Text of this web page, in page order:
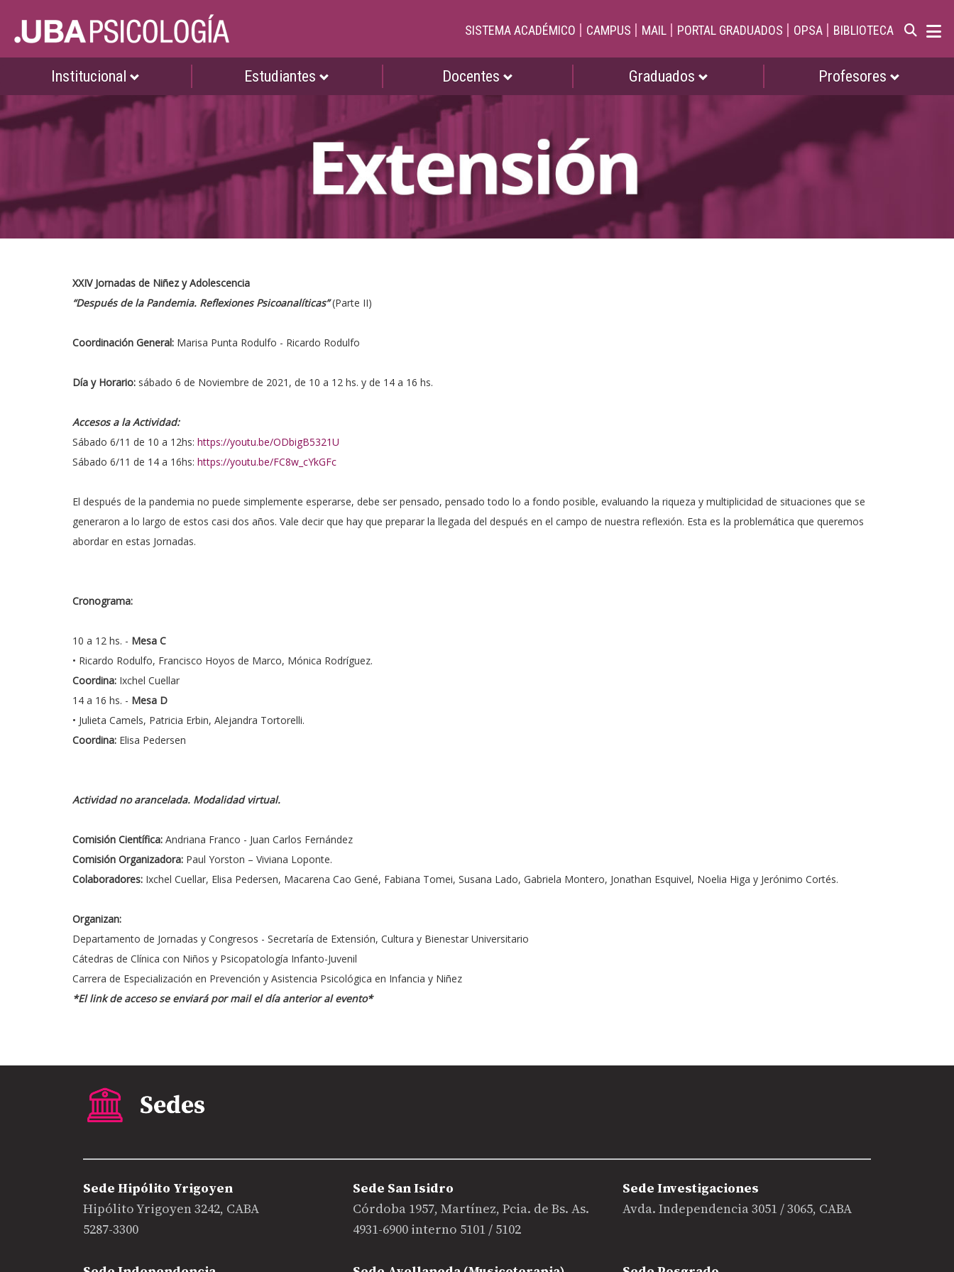
SISTEMA ACADÉMICO | CAMPUS | MAIL | PORTAL GRADUADOS | OPSA | BIBLIOTECA
Institucional Estudiantes Docentes Graduados Profesores
XXIV Jornadas de Niñez y Adolescencia
“Después de la Pandemia. Reflexiones Psicoanalíticas”(Parte II)
Coordinación General: Marisa Punta Rodulfo - Ricardo Rodulfo
Día y Horario: sábado 6 de Noviembre de 2021, de 10 a 12 hs. y de 14 a 16 hs.
Accesos a la Actividad:
Sábado 6/11 de 10 a 12hs: https://youtu.be/ODbigB5321U
Sábado 6/11 de 14 a 16hs: https://youtu.be/FC8w_cYkGFc
El después de la pandemia no puede simplemente esperarse, debe ser pensado, pensado todo lo a fondo posible, evaluando la riqueza y multiplicidad de situaciones que se
generaron a lo largo de estos casi dos años. Vale decir que hay que preparar la llegada del después en el campo de nuestra reflexión. Esta es la problemática que queremos
abordar en estas Jornadas.
Cronograma:
10 a 12 hs. - Mesa C
• Ricardo Rodulfo, Francisco Hoyos de Marco, Mónica Rodríguez.
Coordina: Ixchel Cuellar
14 a 16 hs. - Mesa D
• Julieta Camels, Patricia Erbin, Alejandra Tortorelli.
Coordina: Elisa Pedersen
Actividad no arancelada. Modalidad virtual.
Comisión Científica: Andriana Franco - Juan Carlos Fernández
Comisión Organizadora: Paul Yorston – Viviana Loponte.
Colaboradores: Ixchel Cuellar, Elisa Pedersen, Macarena Cao Gené, Fabiana Tomei, Susana Lado, Gabriela Montero, Jonathan Esquivel, Noelia Higa y Jerónimo Cortés.
Organizan:
Departamento de Jornadas y Congresos - Secretaría de Extensión, Cultura y Bienestar Universitario
Cátedras de Clínica con Niños y Psicopatología Infanto-Juvenil
Carrera de Especialización en Prevención y Asistencia Psicológica en Infancia y Niñez
*El link de acceso se enviará por mail el día anterior al evento*
Sede Hipólito Yrigoyen
Hipólito Yrigoyen 3242, CABA
5287-3300
Sede San Isidro
Córdoba 1957, Martínez, Pcia. de Bs. As.
4931-6900 interno 5101 / 5102
Sede Investigaciones
Avda. Independencia 3051 / 3065, CABA